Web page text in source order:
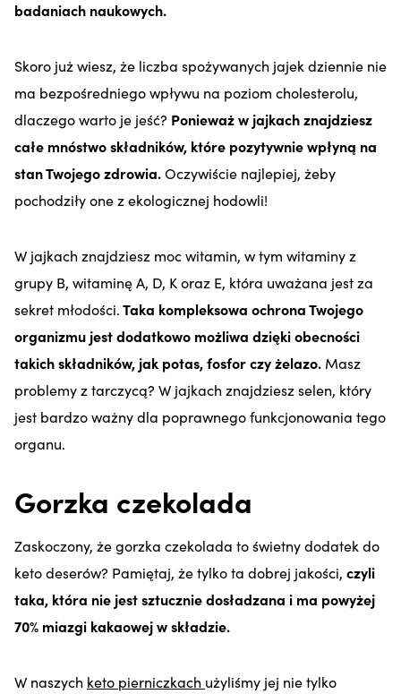
badaniach naukowych.
Skoro już wiesz, że liczba spożywanych jajek dziennie nie
ma bezpośredniego wpływu na poziom cholesterolu,
dlaczego warto je jeść? Ponieważ w jajkach znajdziesz
całe mnóstwo składników, które pozytywnie wpłyną na
stan Twojego zdrowia.Oczywiście najlepiej, żeby
pochodziły one z ekologicznej hodowli!
W jajkach znajdziesz moc witamin, w tym witaminy z
grupy B, witaminę A, D, K oraz E, która uważana jest za
sekret młodości.Taka kompleksowa ochrona Twojego
organizmu jest dodatkowo możliwa dzięki obecności
takich składników, jak potas, fosfor czy żelazo. Masz
problemy z tarczycą? W jajkach znajdziesz selen, który
jest bardzo ważny dla poprawnego funkcjonowania tego
organu.
Gorzka czekolada
Zaskoczony, że gorzka czekolada to świetny dodatek do
keto deserów? Pamiętaj, że tylko ta dobrej jakości, czyli
taka, która nie jest sztucznie dosładzana i ma powyżej
70% miazgi kakaowej w składzie.
W naszych keto pierniczkach użyliśmy jej nie tylko